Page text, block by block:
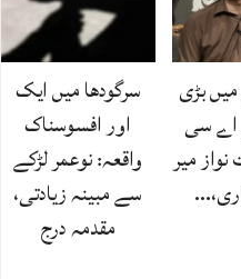
بڑی
سی
میر
سرگودھا میں ایک
اور افسوسناک
واقعہ: نوعمر لڑکے
سے مبینہ زیادتی،
مقدمہ درج